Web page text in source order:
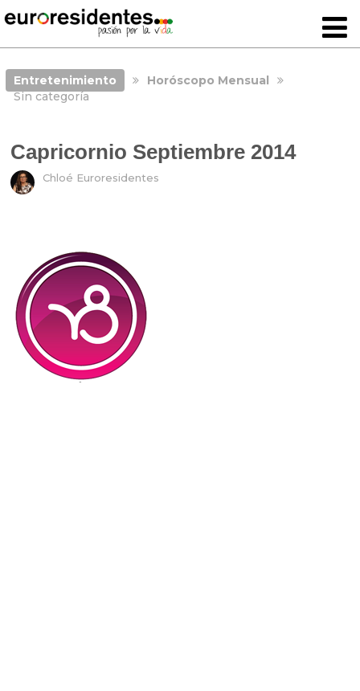
Entretenimiento
Horóscopo Mensual
Sin categoría
Capricornio Septiembre 2014
Chloé Euroresidentes